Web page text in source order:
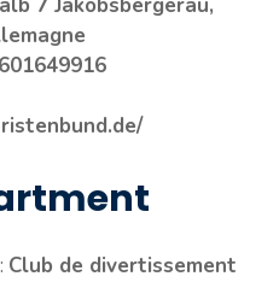
Club de divertissement